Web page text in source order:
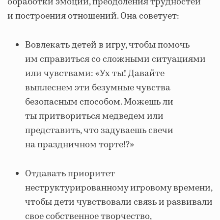
и построения отношений. Она советует:
Вовлекать детей в игру, чтобы помочь
им справиться со сложными ситуациями
или чувствами: «Ух ты! Давайте
выплеснем эти безумные чувства
безопасным способом. Можешь ли
ты притвориться медведем или
представить, что задуваешь свечи
на праздничном торте!?»
Отдавать приоритет
неструктурированному игровому времени,
чтобы дети чувствовали связь и развивали
свое собственное творчество,